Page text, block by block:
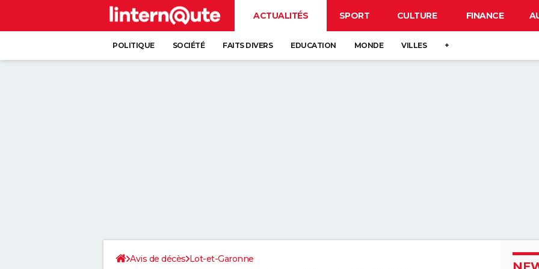
ACTUALITÉS SPORT CULTURE FINANCE
POLITIQUE SOCIÉTÉ FAITS DIVERS EDUCATION MONDE VILLES +
Avis de décès Lot-et-Garonne